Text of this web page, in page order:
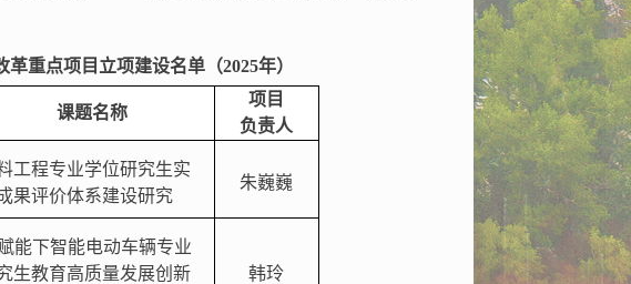
革重点项目立项建设名单（2025年）
课题名称
项目
负责人
工程专业学位研究生实
果评价体系建设研究
朱巍巍
能下智能电动车辆专业
生教育高质量发展创新
韩玲